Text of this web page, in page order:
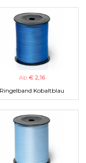
Ab € 2,16
Ringelband Kobaltblau